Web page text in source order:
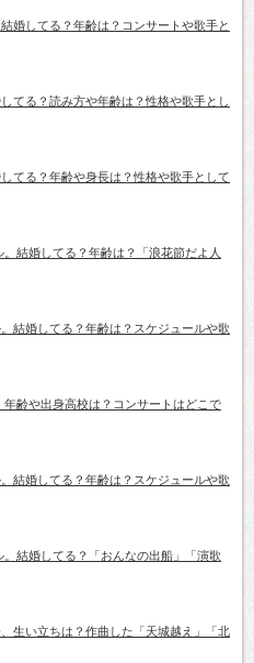
婚してる？年齢は？コンサートや歌手と
てる？読み方や年齢は？性格や歌手とし
てる？年齢や身長は？性格や歌手として
結婚してる？年齢は？「浪花節だよ人
結婚してる？年齢は？スケジュールや歌
齢や出身高校は？コンサートはどこで
結婚してる？年齢は？スケジュールや歌
結婚してる？「おんなの出船」「演歌
生い立ちは？作曲した「天城越え」「北